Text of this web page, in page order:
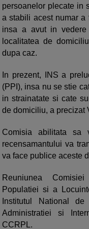
persoanelor plecate in
a stabili acest numar a
insa a avut in vedere
localitatea de
dupa caz.
In prezent, INS a
(PPI), insa nu se stie
in strainatate si cate
de domiciliu, a precizat
Comisia abilitata sa
recensamantului va
va face publice aceste
Reuniunea
Populatiei si a
Institutul National
Administratiei si
CCRPL.